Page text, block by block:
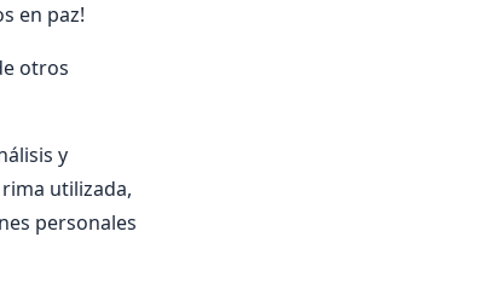
en paz!
otros
y
utilizada,
personales